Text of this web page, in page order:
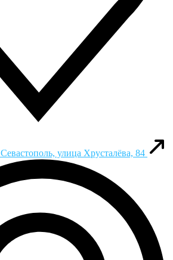
Севастополь, улица Хрусталёва, 84